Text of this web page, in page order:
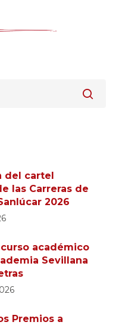
del cartel
las Carreras de
2026
académico
Sevillana
Premios a